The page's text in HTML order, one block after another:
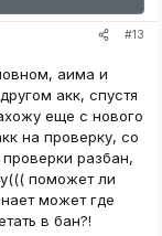
#13
аима и
акк, спустя
еще с нового
на проверку, со
проверки разбан,
поможет ли
может где
в бан?!